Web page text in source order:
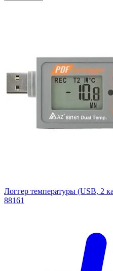
Логгер температуры (USB, 2
88161